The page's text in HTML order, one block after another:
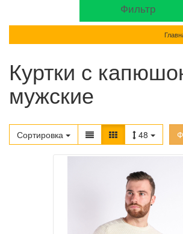
Фильтр
Куртки с
мужские
Сортировка 48